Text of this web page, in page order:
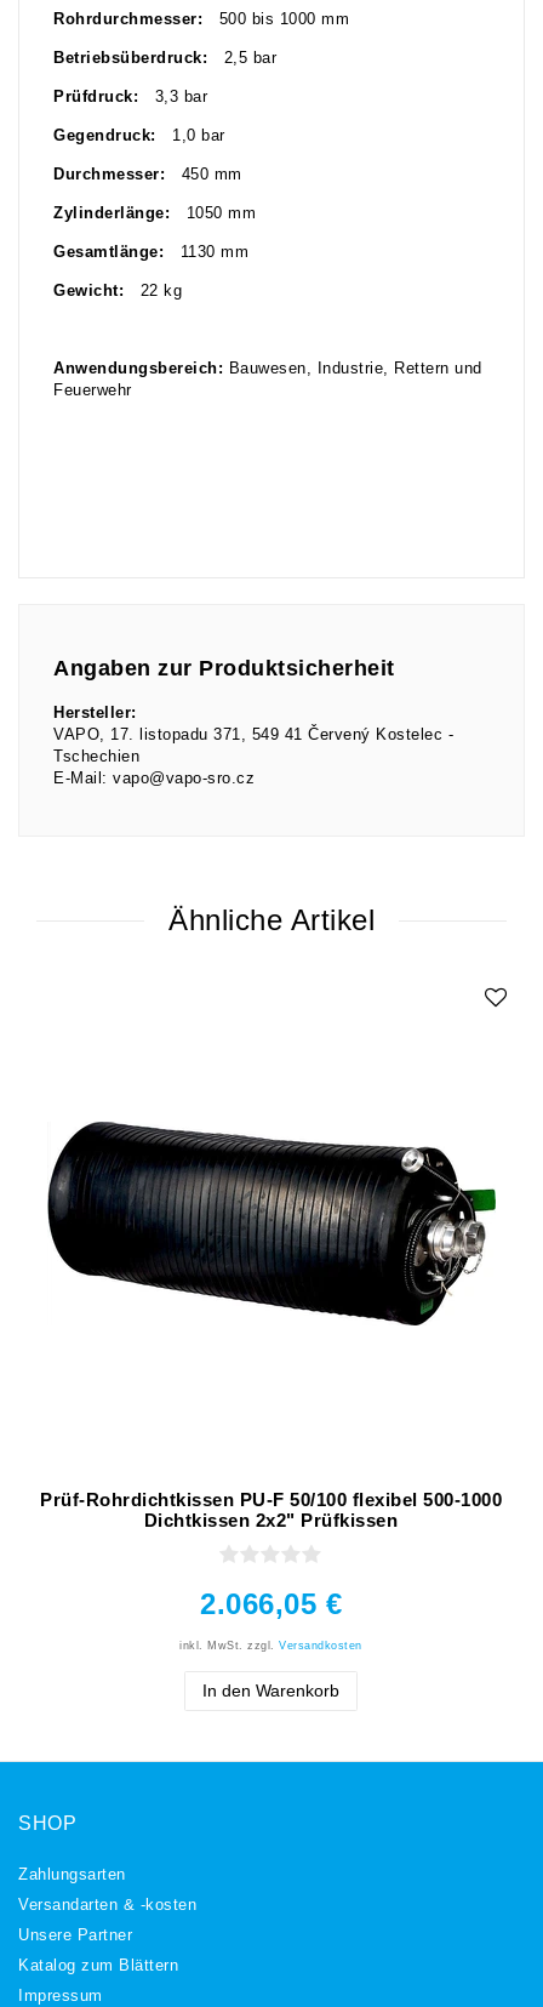
Rohrdurchmesser: 500 bis 1000 mm
Betriebsüberdruck: 2,5 bar
Prüfdruck: 3,3 bar
Gegendruck: 1,0 bar
Durchmesser: 450 mm
Zylinderlänge: 1050 mm
Gesamtlänge: 1130 mm
Gewicht: 22 kg
Anwendungsbereich: Bauwesen, Industrie, Rettern und
Feuerwehr
Angaben zur Produktsicherheit
Hersteller:
VAPO
17. listopadu 371 549 41 Červený Kostelec
Tschechien
E-Mail: vapo@vapo-sro.cz
Ähnliche Artikel
Prüf-Rohrdichtkissen PU-F 50/100 flexibel 500-1000
Dichtkissen 2x2" Prüfkissen
2.066,05 €
inkl. MwSt. zzgl.Versandkosten
In den Warenkorb
SHOP
Zahlungsarten
Versandarten & -kosten
Unsere Partner
Katalog zum Blättern
Impressum